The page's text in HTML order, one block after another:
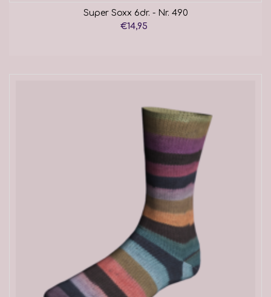
Super Soxx 6dr. - Nr. 490
€14,95